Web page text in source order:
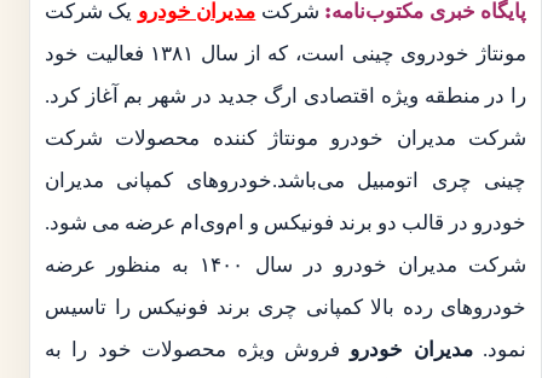
پایگاه خبری مکتوب‌نامه: شرکت مدیران خودرو یک شرکت
مونتاژ خودروی چینی است، که از سال ۱۳۸۱ فعالیت خود
را در منطقه ویژه اقتصادی ارگ جدید در شهر بم آغاز کرد.
شرکت مدیران خودرو مونتاژ کننده محصولات شرکت
چینی چری اتومبیل می‌باشد.خودروهای کمپانی مدیران
خودرو در قالب دو برند فونیکس و ام‌وی‌ام عرضه می‌ شود.
شرکت مدیران خودرو در سال ۱۴۰۰ به منظور عرضه
خودروهای رده بالا کمپانی چری برند فونیکس را تاسیس
نمود.مدیران خودرو فروش ویژه محصولات خود را به